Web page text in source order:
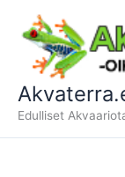
sisältöön
Edulliset